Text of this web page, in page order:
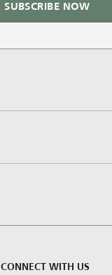
CONNECT WITH US
SUBSCRIBE NOW